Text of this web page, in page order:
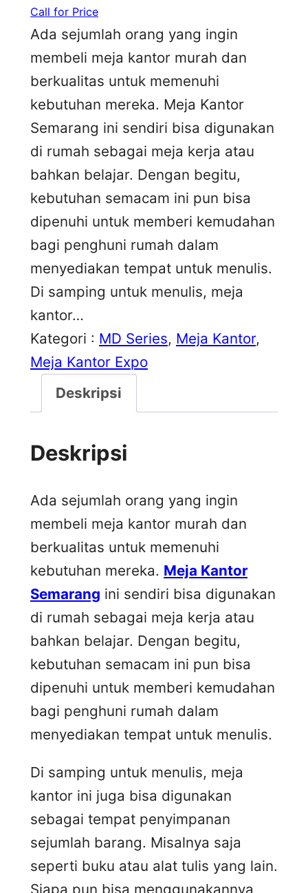
Call for Price
Ada sejumlah orang yang ingin
membeli meja kantor murah dan
berkualitas untuk memenuhi
kebutuhan mereka. Meja Kantor
Semarang ini sendiri bisa digunakan
di rumah sebagai meja kerja atau
bahkan belajar. Dengan begitu,
kebutuhan semacam ini pun bisa
dipenuhi untuk memberi kemudahan
bagi penghuni rumah dalam
menyediakan tempat untuk menulis.
Di samping untuk menulis, meja
kantor…
Kategori : MD Series, Meja Kantor
Meja Kantor Expo
Deskripsi
Deskripsi
Ada sejumlah orang yang ingin
membeli meja kantor murah dan
berkualitas untuk memenuhi
kebutuhan mereka. Meja Kantor
Semarang ini sendiri bisa digunakan
di rumah sebagai meja kerja atau
bahkan belajar. Dengan begitu,
kebutuhan semacam ini pun bisa
dipenuhi untuk memberi kemudahan
bagi penghuni rumah dalam
menyediakan tempat untuk menulis.
Di samping untuk menulis, meja
kantor ini juga bisa digunakan
sebagai tempat penyimpanan
sejumlah barang. Misalnya saja
seperti buku atau alat tulis yang lain.
Siapa pun bisa menggunakannya